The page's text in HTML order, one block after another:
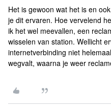
Het is gewoon wat het is en
je dit ervaren. Hoe vervelend
ik het wel meevallen, een
wisselen van station. Wellicht
internetverbinding niet
wegvalt, waarna je weer